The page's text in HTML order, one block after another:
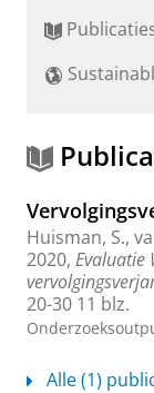
r
h
r
t
l
Huisman, S.,
2020, Evaluatie
20-30 11 blz.
Alle (1)